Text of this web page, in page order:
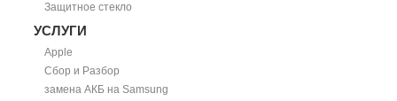
Защитное стекло
УСЛУГИ
Apple
Сбор и Разбор
замена АКБ на Samsung